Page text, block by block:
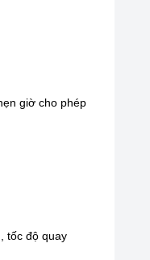
giờ cho phép
tốc độ quay